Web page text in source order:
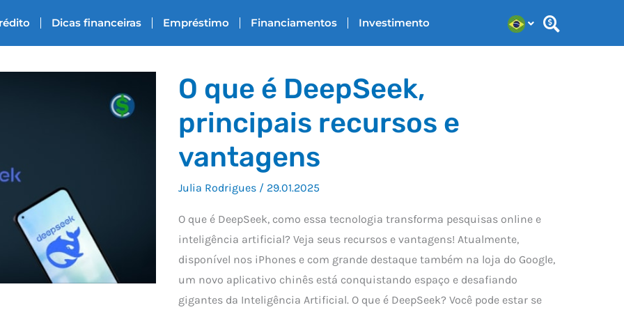
Dicas financeiras Empréstimo Financiamentos Investimento
O que é DeepSeek,
principais recursos e
vantagens
Julia Rodrigues / 29.01.2025
O que é DeepSeek, como essa tecnologia transforma pesquisas online e
inteligência artificial? Veja seus recursos e vantagens! Atualmente,
disponível nos iPhones e com grande destaque também na loja do Google,
um novo aplicativo chinês está conquistando espaço e desafiando
gigantes da Inteligência Artificial. O que é DeepSeek? Você pode estar se